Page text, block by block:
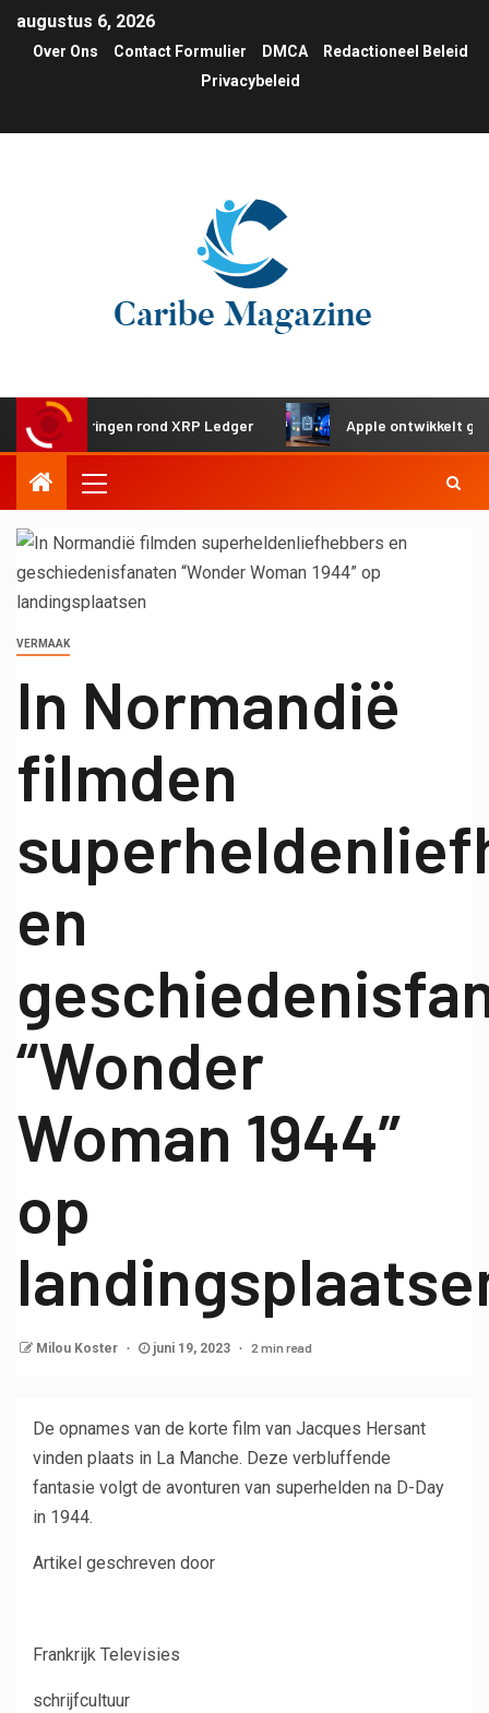
augustus 6, 2026
Over Ons Contact Formulier DMCA
Redactioneel Beleid
Privacybeleid
rond XRP Ledger Apple ontwikkelt gedeeld
VERMAAK
In Normandië
filmden
en
“Wonder
Woman 1944”
op
Milou Koster juni 19, 2023 2 min read
De opnames van de korte film van Jacques Hersant
vinden plaats in La Manche. Deze verbluffende
fantasie volgt de avonturen van superhelden na D-Day
in 1944.
Artikel geschreven door
Frankrijk Televisies
schrijfcultuur